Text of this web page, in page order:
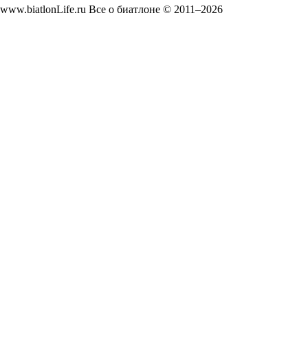
www.biatlonLife.ru Все о биатлоне © 2011–2026